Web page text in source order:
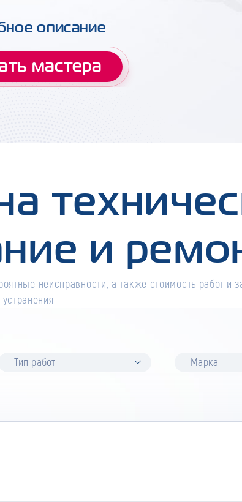
описание
мастера
и
неисправности, а также стоимость работ и
устранения
Тип работ Марка